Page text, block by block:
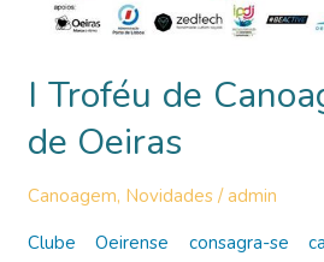
I Troféu de
de Oeiras
Canoagem, Novidades /admin
Clube Oeirense consagra-se